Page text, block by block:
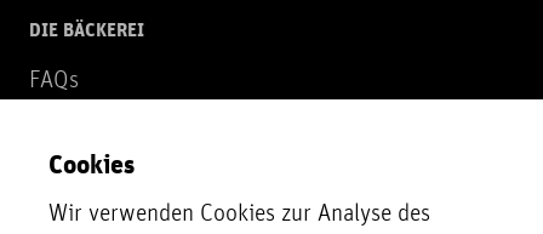
DIE BÄCKEREI
FAQs
NEWSLETTER
Zur Newsletter Anmeldung
Cookies
Wir verwenden Cookies zur Analyse des